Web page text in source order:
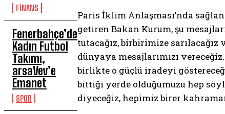
FİNANS
Fenerbahçe’de
Kadın Futbol
Takımı,
arsaVev’e
Emanet
SPOR
Paris İklim Anlaşması’nda
getiren Bakan Kurum, şu
tutacağız, birbirimize
dünyaya mesajlarımızı
birlikte o güçlü iradeyi
bittiği yerde olduğumuzu hep
diyeceğiz, hepimiz birer